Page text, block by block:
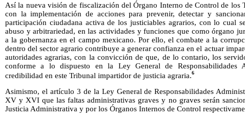
Así la nueva visión de fiscalización del Órgano Interno de Control de los
con la implementación de acciones para prevenir, detectar y
participación ciudadana activa de los justiciables agrarios, con lo cual
abuso y arbitrariedad, en las actividades y funciones que como órgano
a la gobernanza en el campo mexicano. Por ello, el combate a la
dentro del sector agrario contribuye a generar confianza en el actuar
autoridades agrarias, con la convicción de que, de lo contario, los
conforme a lo dispuesto en la Ley General de Responsabilidades
credibilidad en este Tribunal impartidor de justicia agraria.6
Asimismo, el artículo 3 de la Ley General de Responsabilidades
XV y XVI que las faltas administrativas graves y no graves serán
Justicia Administrativa y por los Órganos Internos de Control